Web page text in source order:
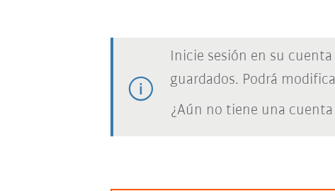
Inicie sesión en su cuenta
guardados. Podrá
¿Aún no tiene una cuenta